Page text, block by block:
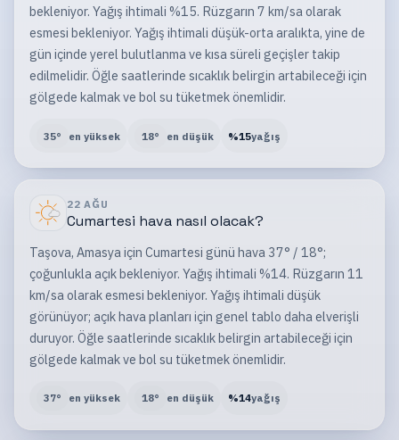
bekleniyor. Yağış ihtimali %15. Rüzgarın 7 km/sa olarak
esmesi bekleniyor. Yağış ihtimali düşük-orta aralıkta, yine de
gün içinde yerel bulutlanma ve kısa süreli geçişler takip
edilmelidir. Öğle saatlerinde sıcaklık belirgin artabileceği için
gölgede kalmak ve bol su tüketmek önemlidir.
35° en yüksek 18° en düşük %15yağış
22 AĞU
Cumartesi hava nasıl olacak?
Taşova, Amasya için Cumartesi günü hava 37° / 18°;
çoğunlukla açık bekleniyor. Yağış ihtimali %14. Rüzgarın 11
km/sa olarak esmesi bekleniyor. Yağış ihtimali düşük
görünüyor; açık hava planları için genel tablo daha elverişli
duruyor. Öğle saatlerinde sıcaklık belirgin artabileceği için
gölgede kalmak ve bol su tüketmek önemlidir.
37° en yüksek 18° en düşük %14yağış